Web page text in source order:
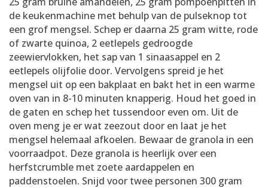
de keukenmachine met behulp van de pulseknop tot
een grof mengsel. Schep er daarna 25 gram witte, rode
of zwarte quinoa, 2 eetlepels gedroogde
zeewiervlokken, het sap van 1 sinaasappel en 2
eetlepels olijfolie door. Vervolgens spreid je het
mengsel uit op een bakplaat en bakt het in een warme
oven van in 8-10 minuten knapperig. Houd het goed in
de gaten en schep het tussendoor even om. Uit de
oven meng je er wat zeezout door en laat je het
mengsel helemaal afkoelen. Bewaar de granola in een
voorraadpot. Deze granola is heerlijk over een
herfstcrumble met zoete aardappelen en
paddenstoelen. Snijd voor twee personen 300 gram